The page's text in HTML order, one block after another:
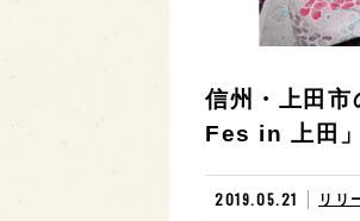
信州・上田
Fes in 上田
2019.05.21 リリ